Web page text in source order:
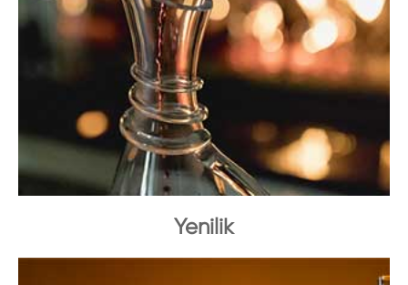
Yenilik